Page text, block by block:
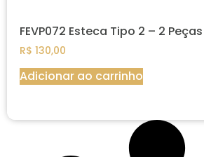
FEVP072 Esteca Tipo 2 – 2
R$ 130,00
Adicionar ao carrinho